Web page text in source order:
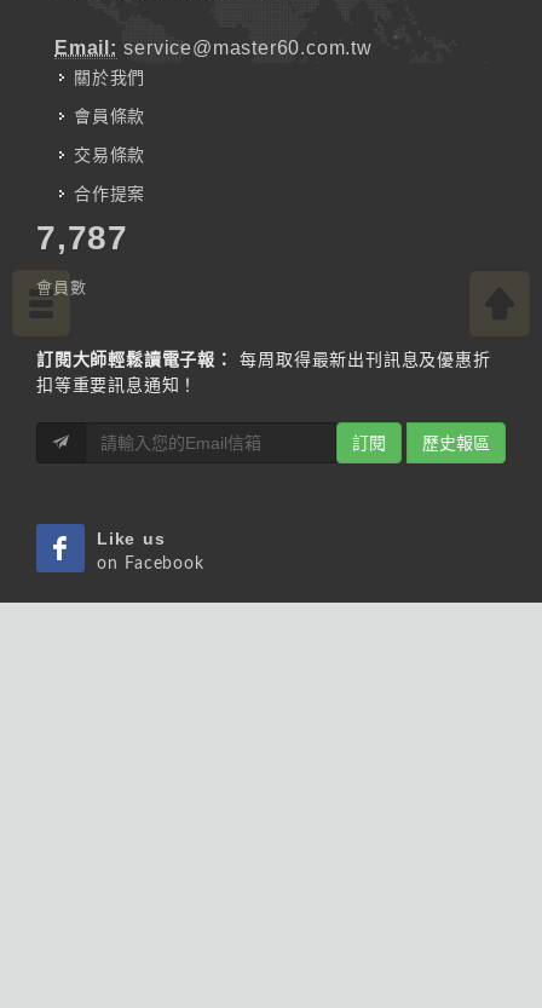
Email: service@master60.com.tw
關於我們
會員條款
交易條款
合作提案
7,787
會員數
訂閱大師輕鬆讀電子報：
每周取得最新出刊訊息及優惠折
扣等重要訊息通知！
訂閱 歷史報區
Like us
on Facebook